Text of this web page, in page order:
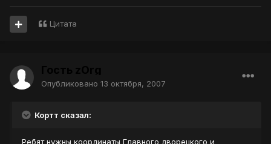
Цитата
Опубликовано 13 октября, 2007
Кортт сказал:
Ребят нужны координаты Главного дворецкого и